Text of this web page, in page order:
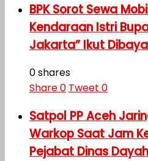
BPK Sorot Sewa
Kendaraan Istri
Jakarta” Ikut
0 shares
Share0 Tweet 0
Satpol PP Aceh
Warkop Saat Jam
Pejabat Dinas